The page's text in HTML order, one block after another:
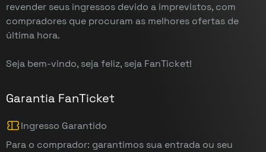
revender seus ingressos devido a imprevistos, com
compradores que procuram as melhores ofertas de
última hora.
Seja bem-vindo, seja feliz, seja FanTicket!
Garantia FanTicket
Ingresso Garantido
Para o comprador: garantimos sua entrada ou seu